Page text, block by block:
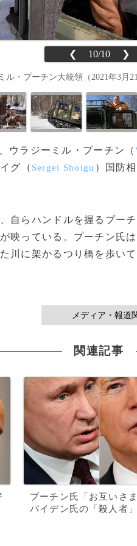
❮ 10/10 ❯
・プーチン大統領（2021年3月
ウラジーミル・プーチン（
グ（ Sergei Shoigu ）国防
自らハンドルを握るプー
映っている。プーチン氏
川に架かるつり橋を歩い
メディア・報道
関連記事
プーチン氏「お互いさま
バイデン氏の「殺人者